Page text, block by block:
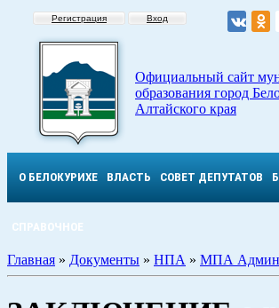
Регистрация Вход
Официальный сайт
образования город
Алтайского края
О БЕЛОКУРИХЕ ВЛАСТЬ СОВЕТ ДЕПУТАТОВ
СПРАВОЧНОЕ
Главная » Документы » НПА » МПА